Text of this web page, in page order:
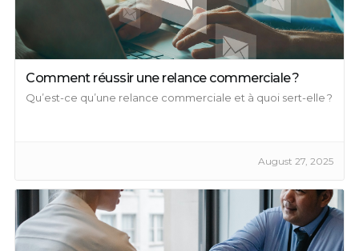
Comment réussir une relance commerciale ?
Qu’est-ce qu’une relance commerciale et à quoi sert-elle ?
August 27, 2025